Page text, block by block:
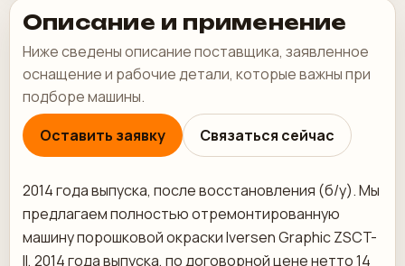
Описание и применение
Ниже сведены описание поставщика, заявленное
оснащение и рабочие детали, которые важны при
подборе машины.
Оставить заявку
Связаться сейчас
2014 года выпуска, после восстановления (б/у). Мы
предлагаем полностью отремонтированную
машину порошковой окраски Iversen Graphic ZSCT-
II, 2014 года выпуска, по договорной цене нетто 14